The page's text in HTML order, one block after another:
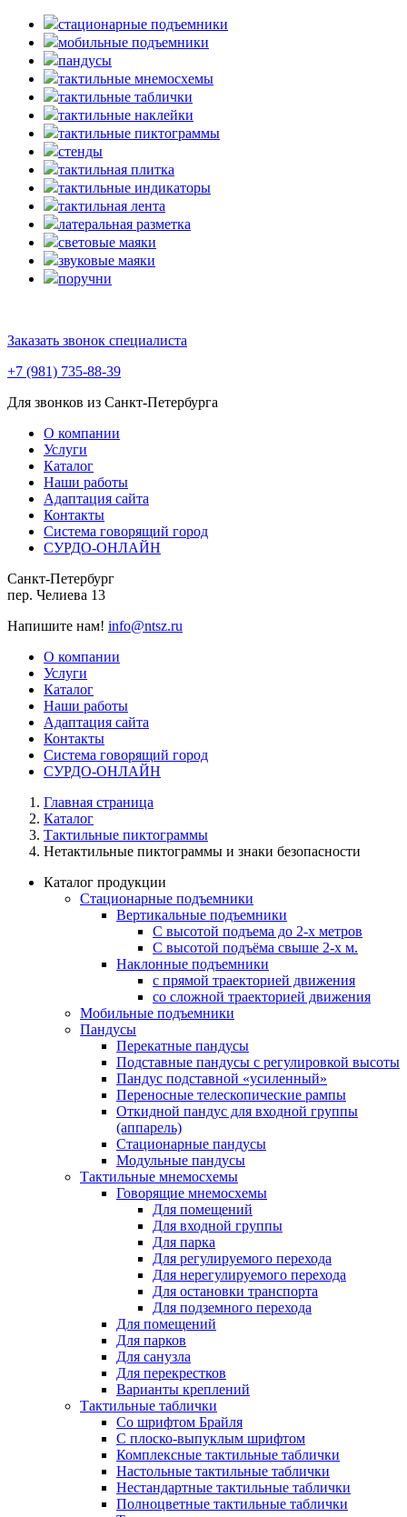
стационарные подъемники
мобильные подъемники
пандусы
тактильные мнемосхемы
тактильные таблички
тактильные наклейки
тактильные пиктограммы
стенды
тактильная плитка
тактильные индикаторы
тактильная лента
латеральная разметка
световые маяки
звуковые маяки
поручни
Заказать звонок специалиста
+7 (981) 735-88-39
Для звонков из Санкт-Петербурга
О компании
Услуги
Каталог
Наши работы
Адаптация сайта
Контакты
Система говорящий город
СУРДО-ОНЛАЙН
Санкт-Петербург
пер. Челиева 13
Напишите нам! info@ntsz.ru
О компании
Услуги
Каталог
Наши работы
Адаптация сайта
Контакты
Система говорящий город
СУРДО-ОНЛАЙН
Главная страница
Каталог
Тактильные пиктограммы
Нетактильные пиктограммы и знаки безопасности
Каталог продукции
Стационарные подъемники
Вертикальные подъемники
С высотой подъема до 2-х метров
С высотой подъёма свыше 2-х м.
Наклонные подъемники
с прямой траекторией движения
со сложной траекторией движения
Мобильные подъемники
Пандусы
Перекатные пандусы
Подставные пандусы с регулировкой выcоты
Пандус подставной «усиленный»
Переносные телескопические рампы
Откидной пандус для входной группы
(аппарель)
Стационарные пандусы
Модульные пандусы
Тактильные мнемосхемы
Говорящие мнемосхемы
Для помещений
Для входной группы
Для парка
Для регулируемого перехода
Для нерегулируемого перехода
Для остановки транспорта
Для подземного перехода
Для помещений
Для парков
Для санузла
Для перекрестков
Варианты креплений
Тактильные таблички
Со шрифтом Брайля
С плоско-выпуклым шрифтом
Комплексные тактильные таблички
Настольные тактильные таблички
Нестандартные тактильные таблички
Полноцветные тактильные таблички